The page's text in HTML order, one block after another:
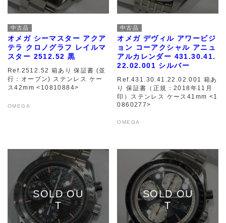
中古品
オメガ シーマスター アクア
テラ クロノグラフ レイルマ
スター 2512.52 黒
Ref.2512.52 箱あり 保証書 (並
行：オープン) ステンレス ケー
ス42mm <10810884>
OMEGA
中古品
オメガ デヴィル アワービジ
ョン コーアクシャル アニュ
アルカレンダー 431.30.41.
22.02.001 シルバー
Ref.431.30.41.22.02.001 箱あ
り 保証書（正規：2018年11月
印）ステンレス ケース41mm <1
0860277>
OMEGA